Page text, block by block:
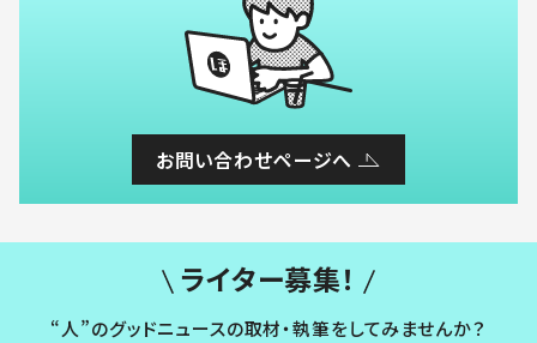
お問い合わせページへ
ライター募集！
“人”のグッドニュースの取材・執筆をしてみませんか？